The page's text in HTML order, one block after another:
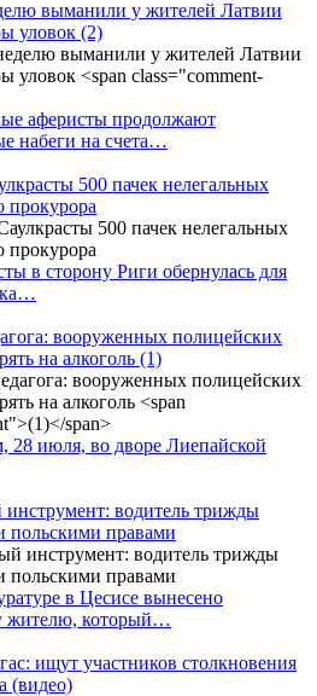
выманили у жителей Латвии
уловок (2)
аферисты продолжают
набеги на счета…
500 пачек нелегальных
прокурора
в сторону Риги обернулась для
вооруженных полицейских
на алкоголь (1)
28 июля, во дворе Лиепайской
водитель трижды
польскими правами
в Цесисе вынесено
жителю, который…
ищут участников столкновения
(видео)